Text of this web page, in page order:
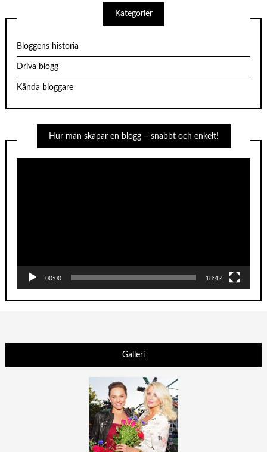
Kategorier
Bloggens historia
Driva blogg
Kända bloggare
Hur man skapar en blogg – snabbt och enkelt!
00:00 18:42
Galleri